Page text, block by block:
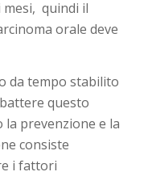
quindi il
orale deve
da tempo stabilito
questo
prevenzione e la
consiste
i fattori